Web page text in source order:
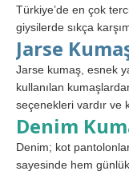
Türkiye’de en çok
giysilerde sıkça
Jarse
Jarse kumaş, esnek
kullanılan
seçenekleri vardır ve
Denim
Denim; kot
sayesinde hem